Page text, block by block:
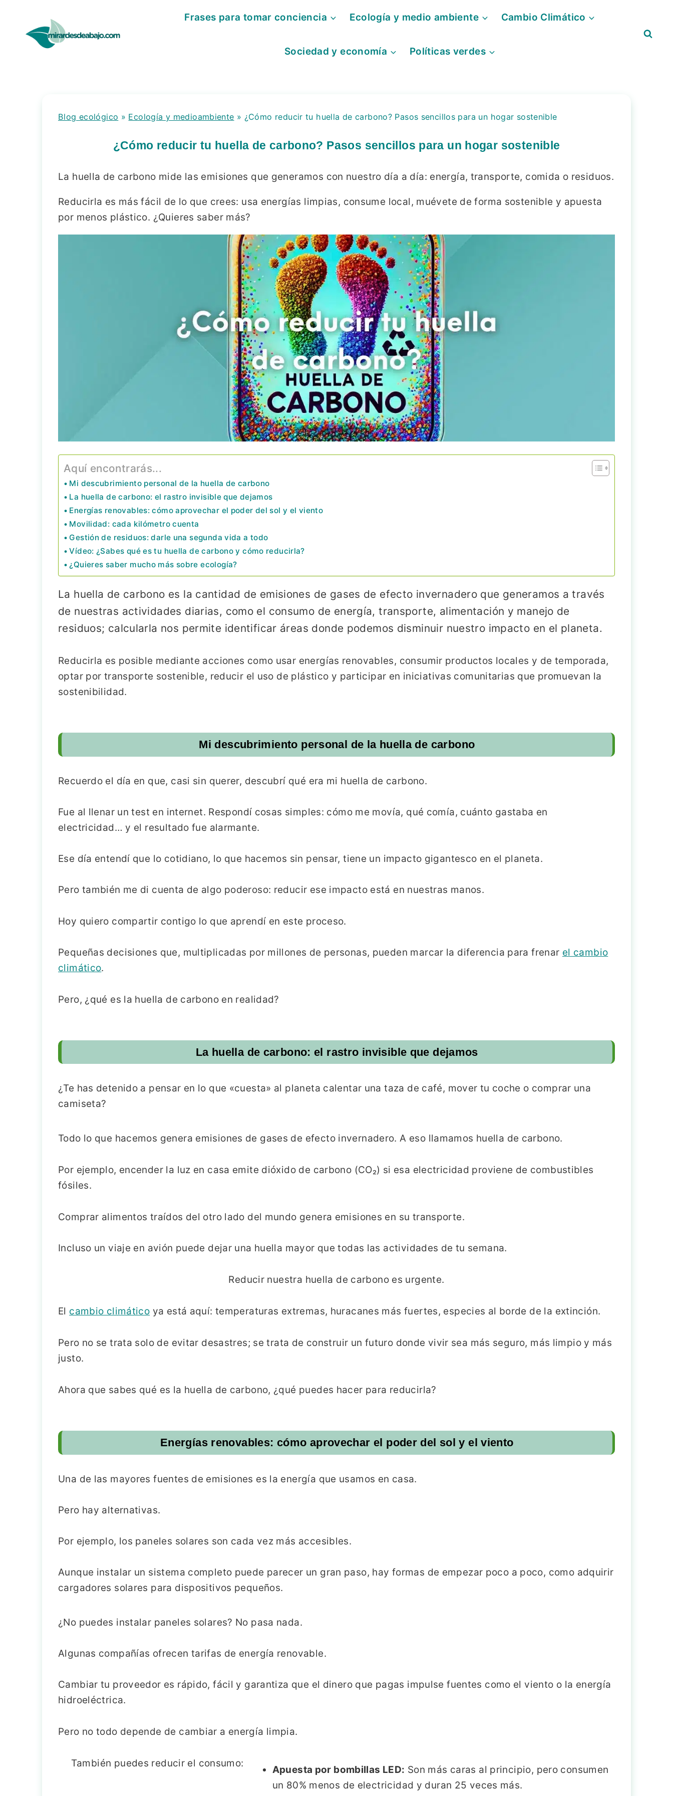
contenido
Frases para tomar conciencia Ecología y medio ambiente Cambio Climático
Sociedad y economía Políticas verdes
Blog ecológico » Ecología y medioambiente » ¿Cómo reducir tu huella de carbono? Pasos sencillos para un hogar sostenible
¿Cómo reducir tu huella de carbono? Pasos sencillos para un hogar sostenible
La huella de carbono mide las emisiones que generamos con nuestro día a día: energía, transporte, comida o residuos.
Reducirla es más fácil de lo que crees: usa energías limpias, consume local, muévete de forma sostenible y apuesta
por menos plástico. ¿Quieres saber más?
Aquí encontrarás...
Mi descubrimiento personal de la huella de carbono
La huella de carbono: el rastro invisible que dejamos
Energías renovables: cómo aprovechar el poder del sol y el viento
Movilidad: cada kilómetro cuenta
Gestión de residuos: darle una segunda vida a todo
Vídeo: ¿Sabes qué es tu huella de carbono y cómo reducirla?
¿Quieres saber mucho más sobre ecología?
La huella de carbono es la cantidad de emisiones de gases de efecto invernadero que generamos a través
de nuestras actividades diarias, como el consumo de energía, transporte, alimentación y manejo de
residuos; calcularla nos permite identificar áreas donde podemos disminuir nuestro impacto en el planeta.
Reducirla es posible mediante acciones como usar energías renovables, consumir productos locales y de temporada,
optar por transporte sostenible, reducir el uso de plástico y participar en iniciativas comunitarias que promuevan la
sostenibilidad.
Mi descubrimiento personal de la huella de carbono
Recuerdo el día en que, casi sin querer, descubrí qué era mi huella de carbono.
Fue al llenar un test en internet. Respondí cosas simples: cómo me movía, qué comía, cuánto gastaba en
electricidad… y el resultado fue alarmante.
Ese día entendí que lo cotidiano, lo que hacemos sin pensar, tiene un impacto gigantesco en el planeta.
Pero también me di cuenta de algo poderoso: reducir ese impacto está en nuestras manos.
Hoy quiero compartir contigo lo que aprendí en este proceso.
Pequeñas decisiones que, multiplicadas por millones de personas, pueden marcar la diferencia para frenar el cambio
climático.
Pero, ¿qué es la huella de carbono en realidad?
La huella de carbono: el rastro invisible que dejamos
¿Te has detenido a pensar en lo que «cuesta» al planeta calentar una taza de café, mover tu coche o comprar una
camiseta?
Todo lo que hacemos genera emisiones de gases de efecto invernadero. A eso llamamos huella de carbono.
Por ejemplo, encender la luz en casa emite dióxido de carbono (CO₂) si esa electricidad proviene de combustibles
fósiles.
Comprar alimentos traídos del otro lado del mundo genera emisiones en su transporte.
Incluso un viaje en avión puede dejar una huella mayor que todas las actividades de tu semana.
Reducir nuestra huella de carbono es urgente.
El cambio climático ya está aquí: temperaturas extremas, huracanes más fuertes, especies al borde de la extinción.
Pero no se trata solo de evitar desastres; se trata de construir un futuro donde vivir sea más seguro, más limpio y más
justo.
Ahora que sabes qué es la huella de carbono, ¿qué puedes hacer para reducirla?
Energías renovables: cómo aprovechar el poder del sol y el viento
Una de las mayores fuentes de emisiones es la energía que usamos en casa.
Pero hay alternativas.
Por ejemplo, los paneles solares son cada vez más accesibles.
Aunque instalar un sistema completo puede parecer un gran paso, hay formas de empezar poco a poco, como adquirir
cargadores solares para dispositivos pequeños.
¿No puedes instalar paneles solares? No pasa nada.
Algunas compañías ofrecen tarifas de energía renovable.
Cambiar tu proveedor es rápido, fácil y garantiza que el dinero que pagas impulse fuentes como el viento o la energía
hidroeléctrica.
Pero no todo depende de cambiar a energía limpia.
También puedes reducir el consumo:
Apuesta por bombillas LED: Son más caras al principio, pero consumen
un 80% menos de electricidad y duran 25 veces más.